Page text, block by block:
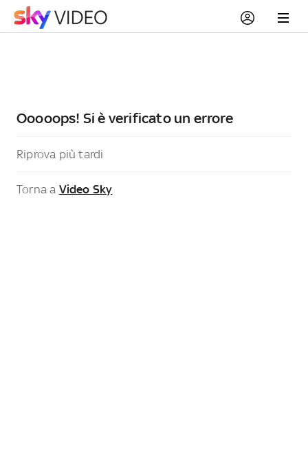
Ooooops! Si è verificato un errore
Riprova più tardi
Torna a Video Sky